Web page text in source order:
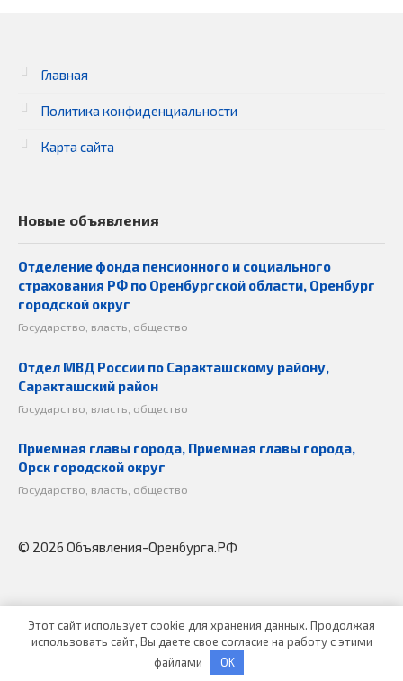
Главная
Политика конфиденциальности
Карта сайта
Новые объявления
Отделение фонда пенсионного и социального
страхования РФ по Оренбургской области, Оренбург
городской округ
Государство, власть, общество
Отдел МВД России по Саракташскому району,
Саракташский район
Государство, власть, общество
Приемная главы города, Приемная главы города,
Орск городской округ
Государство, власть, общество
© 2026 Объявления-Оренбурга.РФ
Этот сайт использует cookie для хранения данных. Продолжая
использовать сайт, Вы даете свое согласие на работу с этими
файлами
OK